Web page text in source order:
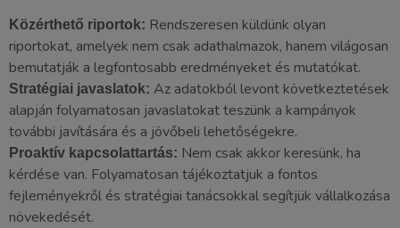
Közérthető riportok: Rendszeresen küldünk olyan
riportokat, amelyek nem csak adathalmazok, hanem világosan
bemutatják a legfontosabb eredményeket és mutatókat.
Stratégiai javaslatok: Az adatokból levont következtetések
alapján folyamatosan javaslatokat teszünk a kampányok
további javítására és a jövőbeli lehetőségekre.
Proaktív kapcsolattartás: Nem csak akkor keresünk, ha
kérdése van. Folyamatosan tájékoztatjuk a fontos
fejleményekről és stratégiai tanácsokkal segítjük vállalkozása
növekedését.